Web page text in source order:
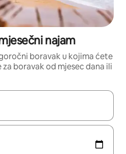
najam
boravak u kojima ćete
boravak od mjesec dana ili
da se krećete kroz njih